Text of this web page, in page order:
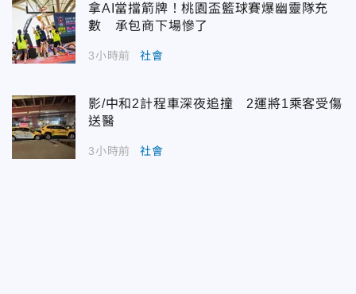
拿AI當擋箭牌！桃園盃籃球賽爆幽靈隊充
數 承包商下場慘了
3小時前 社會
影/中和2計程車深夜追撞 2運將1乘客受傷
送醫
3小時前 社會